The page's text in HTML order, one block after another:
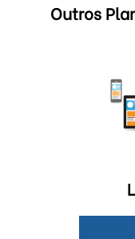
Outros